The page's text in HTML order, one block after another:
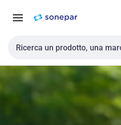
navigazione alla
Cerca input